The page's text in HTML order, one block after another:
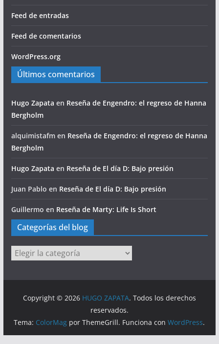
Feed de entradas
Feed de comentarios
WordPress.org
Últimos comentarios
Hugo Zapata en Reseña de Engendro: el regreso de Hanna
Bergholm
alquimistafmen Reseña de Engendro: el regreso de Hanna
Bergholm
Hugo Zapata en Reseña de El día D: Bajo presión
Juan Pablo en Reseña de El día D: Bajo presión
Guillermo en Reseña de Marty: Life Is Short
Categorías del blog
Categorías
del
Copyright © 2026 HUGO ZAPATA. Todos los derechos
reservados.
Tema: ColorMag por ThemeGrill. Funciona conWordPress.